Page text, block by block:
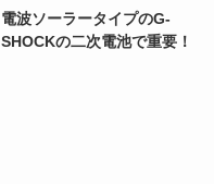
電波ソーラータイプのG-
SHOCKの二次電池で重要！